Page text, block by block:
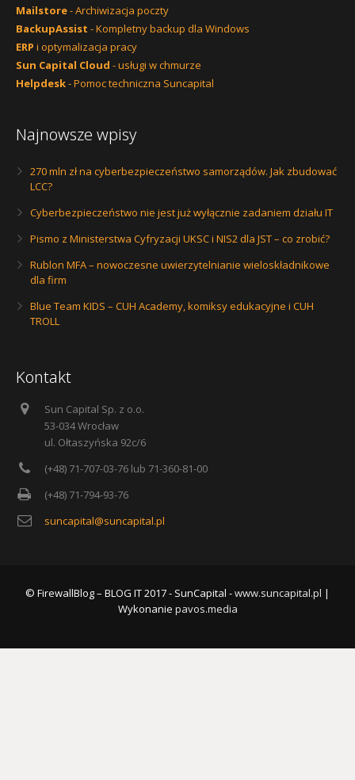
Mailstore- Archiwizacja poczty
BackupAssist - Kompletny backup dla Windows
ERP i optymalizacja pracy
Sun Capital Cloud - usługi w chmurze
Helpdesk- Pomoc techniczna Suncapital
Najnowsze wpisy
270 mln zł na cyberbezpieczeństwo samorządów. Jak zbudować
LCC?
Cyberbezpieczeństwo nie jest już wyłącznie zadaniem działu IT
Pismo z Ministerstwa Cyfryzacji UKSC i NIS2 dla JST – co zrobić?
Rublon MFA – nowoczesne uwierzytelnianie wieloskładnikowe
dla firm
Blue Team KIDS – CUH Academy, komiksy edukacyjne i CUH
TROLL
Kontakt
Sun Capital Sp. z o.o.
53-034 Wrocław
ul. Ołtaszyńska 92c/6
(+48) 71-707-03-76 lub 71-360-81-00
(+48) 71-794-93-76
suncapital@suncapital.pl
© FirewallBlog – BLOG IT 2017 - SunCapital -www.suncapital.pl |
Wykonanie pavos.media